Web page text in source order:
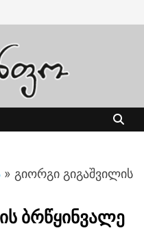
» გიორგი გიგაშვილის
ბრწყინვალე